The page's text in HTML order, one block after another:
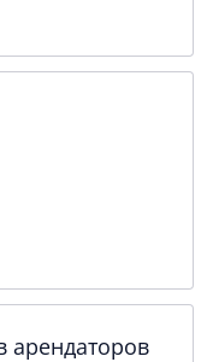
арендаторов